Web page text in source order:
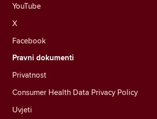
YouTube
X
Facebook
Pravni dokumenti
Privatnost
Consumer Health Data Privacy Policy
Uvjeti